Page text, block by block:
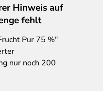
Hinweis auf
fehlt
Pur 75 %"
nur noch 200